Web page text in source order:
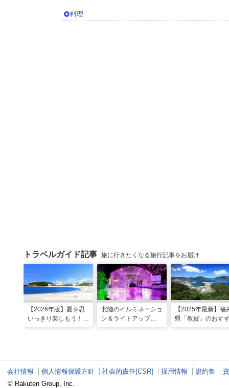
料理
トラベルガイド記事 旅に行きたくなる旅行記事をお届け
【2026年版】夏を思
いっきり楽しもう！関
北陸のイルミネーショ
ン＆ライトアップ
【2025年最新】福
県「敦賀」のおす
会社情報 個人情報保護方針 社会的責任[CSR] 採用情報 規約集
© Rakuten Group, Inc.